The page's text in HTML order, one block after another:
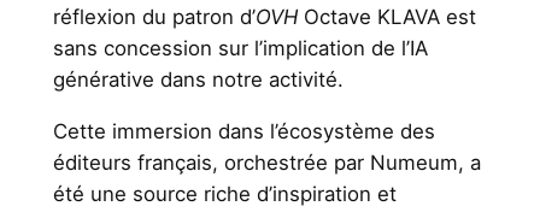
réflexion du patron d’OVHOctave KLAVA est
sans concession sur l’implication de l’IA
générative dans notre activité.
Cette immersion dans l’écosystème des
éditeurs français, orchestrée par Numeum, a
été une source riche d’inspiration et